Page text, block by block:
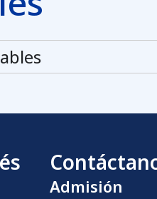
Admisión